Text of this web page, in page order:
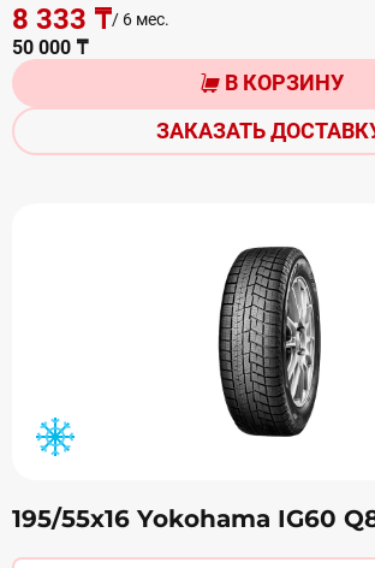
8 333 ₸/ 6 мес.
50 000 ₸
В КОРЗИНУ
ЗАКАЗАТЬ
195/55х16 Yokohama IG60